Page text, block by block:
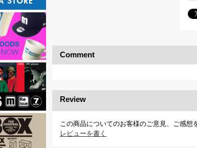
Comment
Review
この商品についてのお客様のご意見、ご感想
レビューを書く